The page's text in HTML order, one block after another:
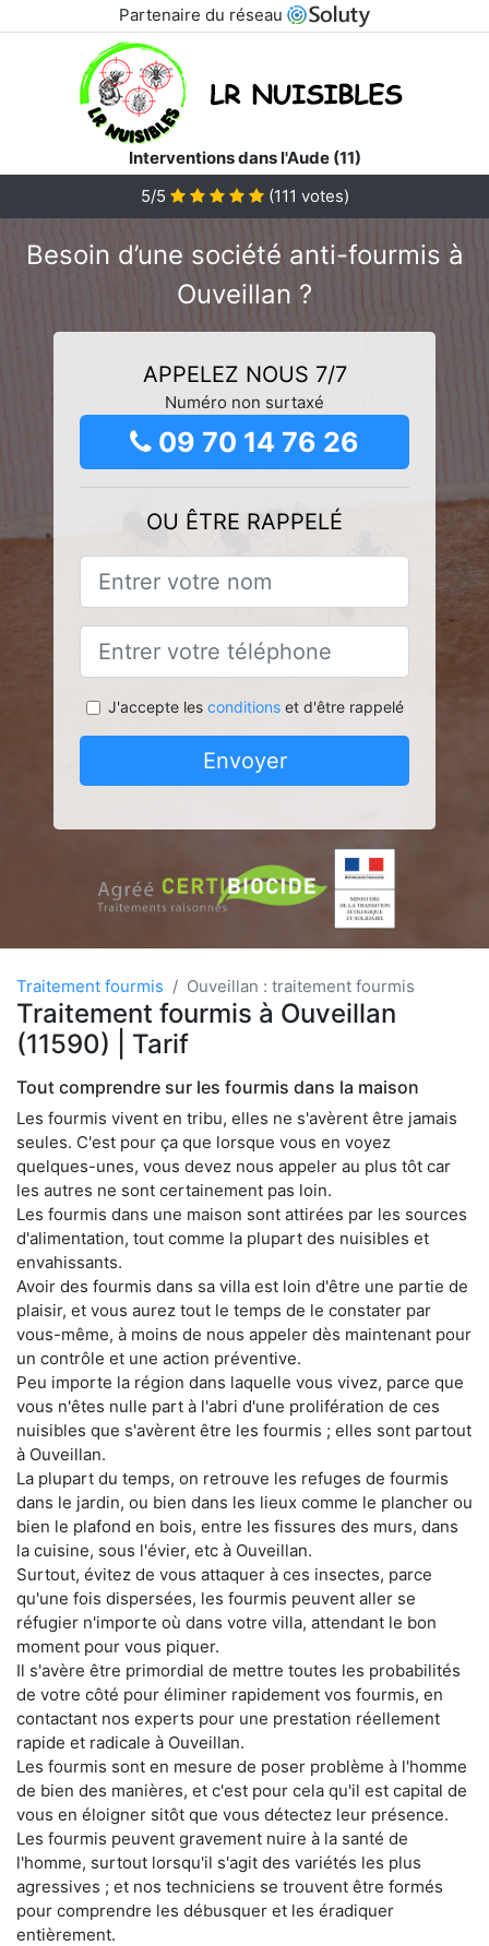
Partenaire du réseau
Interventions dans l'Aude (11)
5/5
(111 votes)
Besoin d’une société anti-fourmis à
Ouveillan ?
APPELEZ NOUS 7/7
Numéro non surtaxé
09 70 14 76 26
OU ÊTRE RAPPELÉ
J'accepte les conditionset d'être rappelé
Envoyer
Traitement fourmis Ouveillan : traitement fourmis
Traitement fourmis à Ouveillan
(11590) | Tarif
Tout comprendre sur les fourmis dans la maison
Les fourmis vivent en tribu, elles ne s'avèrent être jamais
seules. C'est pour ça que lorsque vous en voyez
quelques-unes, vous devez nous appeler au plus tôt car
les autres ne sont certainement pas loin.
Les fourmis dans une maison sont attirées par les sources
d'alimentation, tout comme la plupart des nuisibles et
envahissants.
Avoir des fourmis dans sa villa est loin d'être une partie de
plaisir, et vous aurez tout le temps de le constater par
vous-même, à moins de nous appeler dès maintenant pour
un contrôle et une action préventive.
Peu importe la région dans laquelle vous vivez, parce que
vous n'êtes nulle part à l'abri d'une prolifération de ces
nuisibles que s'avèrent être les fourmis ; elles sont partout
à Ouveillan.
La plupart du temps, on retrouve les refuges de fourmis
dans le jardin, ou bien dans les lieux comme le plancher ou
bien le plafond en bois, entre les fissures des murs, dans
la cuisine, sous l'évier, etc à Ouveillan.
Surtout, évitez de vous attaquer à ces insectes, parce
qu'une fois dispersées, les fourmis peuvent aller se
réfugier n'importe où dans votre villa, attendant le bon
moment pour vous piquer.
Il s'avère être primordial de mettre toutes les probabilités
de votre côté pour éliminer rapidement vos fourmis, en
contactant nos experts pour une prestation réellement
rapide et radicale à Ouveillan.
Les fourmis sont en mesure de poser problème à l'homme
de bien des manières, et c'est pour cela qu'il est capital de
vous en éloigner sitôt que vous détectez leur présence.
Les fourmis peuvent gravement nuire à la santé de
l'homme, surtout lorsqu'il s'agit des variétés les plus
agressives ; et nos techniciens se trouvent être formés
pour comprendre les débusquer et les éradiquer
entièrement.